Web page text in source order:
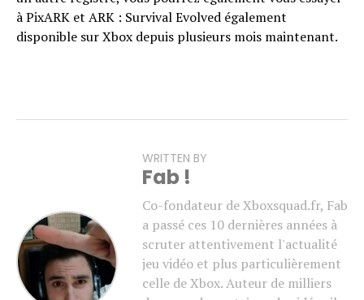
à PixARK et ARK : Survival Evolved également
disponible sur Xbox depuis plusieurs mois maintenant.
WRITTEN BY
Fab !
Co-fondateur de Xboxsquad.fr, Fab
a passé ces 10 dernières années à
scruter attentivement l'actualité
jeu vidéo et plus particulièrement
celle de Xbox. Auteur de milliers